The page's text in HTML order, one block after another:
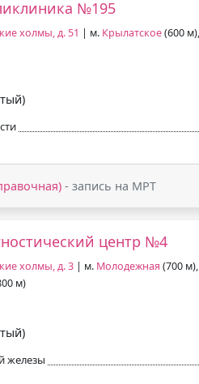
№195
холмы, д. 51 | м. Крылатское(600
- запись на МРТ
центр №4
холмы, д. 3 | м. Молодежная (700
м)
железы